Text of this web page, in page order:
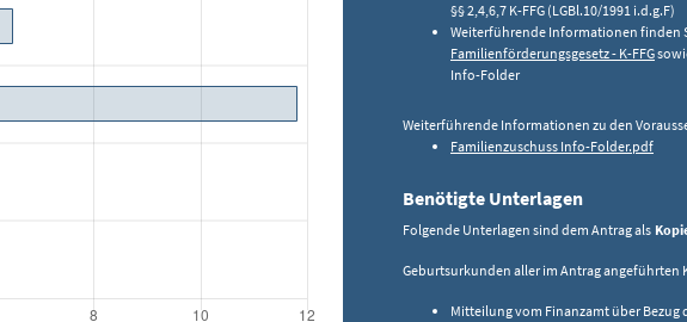
§§ 2,4,6,7 K-FFG (LGBl.10/1991 i.d.g.F)
Weiterführende Informationen finden
Familienförderungsgesetz - K-FFG
Info-Folder
Weiterführende Informationen zu den
Familienzuschuss Info-Folder.pdf
Benötigte Unterlagen
Folgende Unterlagen sind dem Antrag als
Geburtsurkunden aller im Antrag angeführten
Mitteilung vom Finanzamt über